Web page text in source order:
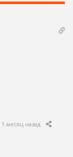
1 месяц назад